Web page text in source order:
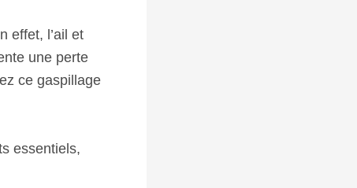
effet, l’ail et
une perte
ce gaspillage
essentiels,